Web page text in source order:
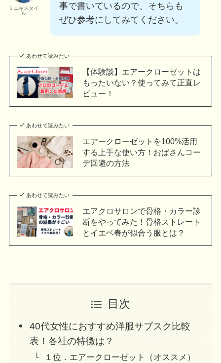
ミユキスタイ
ル
事で書いているので、そちらも
ぜひ参考にしてみてください。
あわせて読みたい
【体験談】エアークローゼットは
もったいない？使ってみて正直レ
ビュー！
あわせて読みたい
エアークローゼットを100%活用
する上手な使い方！おばさんコー
デ回避の方法
あわせて読みたい
エアクロサロンで骨格・カラー診
断をやってみた！骨格ストレート
とイエベ春が似合う服とは？
目次
40代女性におすすめ洋服サブスク比較
表！各社の特徴は？
１位．エアークローゼット（オススメ）